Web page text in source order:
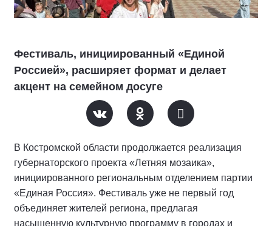
Фестиваль, инициированный «Единой
Россией», расширяет формат и делает
акцент на семейном досуге
В Костромской области продолжается реализация
губернаторского проекта «Летняя мозаика»,
инициированного региональным отделением партии
«Единая Россия». Фестиваль уже не первый год
объединяет жителей региона, предлагая
насыщенную культурную программу в городах и